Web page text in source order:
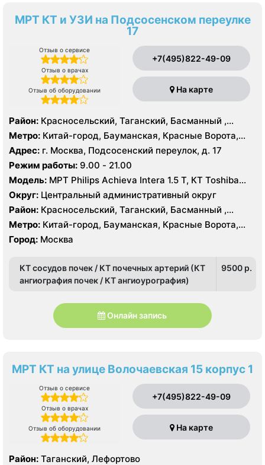
МРТ КТ и УЗИ на Подсосенском переулке
17
Отзыв о сервисе
Отзыв о врачах
Отзыв об оборудовании
+7(495)822-49-09
На карте
Район: Красносельский, Таганский, Басманный ,
Тверской
Метро: Китай-город, Бауманская, Красные Ворота,
Кузнецкий мост, Курская, Лубянка, Площадь Ильича,
Сретенский бульвар, Таганская, Чкаловская
Адрес: г. Москва, Подсосенский переулок, д. 17
Режим работы: 9.00 - 21.00
Модель: МРТ Philips Achieva Intera 1.5 T, КТ Toshiba
Aquilion CXL 128 срезов, УЗИ
Округ: Центральный административный округ
Район: Красносельский, Таганский, Басманный ,
Тверской
Метро: Китай-город, Бауманская, Красные Ворота,
Кузнецкий мост, Курская, Лубянка, Площадь Ильича,
Сретенский бульвар, Таганская, Чкаловская
Город: Москва
КТ сосудов почек / КТ почечных артерий (КТ
ангиография почек / КТ ангиоурография)
9500 p.
Онлайн запись
МРТ КТ на улице Волочаевская 15 корпус 1
Отзыв о сервисе
Отзыв о врачах
Отзыв об оборудовании
+7(495)822-49-09
На карте
Район: Таганский, Лефортово